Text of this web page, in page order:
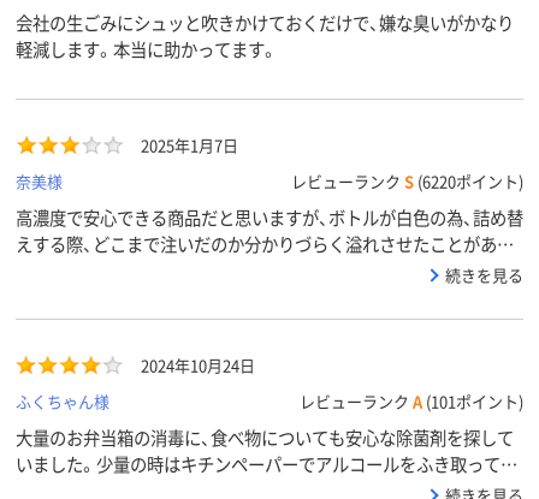
会社の生ごみにシュッと吹きかけておくだけで、嫌な臭いがかなり
軽減します。本当に助かってます。
2025年1月7日
奈美様
レビューランク S (6220ポイント)
高濃度で安心できる商品だと思いますが、ボトルが白色の為、詰め替
えする際、どこまで注いだのか分かりづらく溢れさせたことがあり
ます。また、繰り返しスプレーしている最中の何かの拍子に、レバー
続きを見る
2024年10月24日
ふくちゃん様
レビューランク A (101ポイント)
大量のお弁当箱の消毒に、食べ物についても安心な除菌剤を探して
いました。少量の時はキチンペーパーでアルコールをふき取ってい